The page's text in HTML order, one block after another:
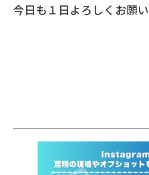
今日も１日よろしくお願